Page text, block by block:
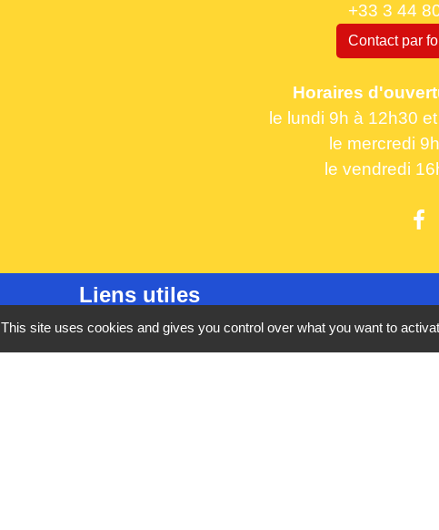
+33 3 44
Contact par
Horaires
le lundi 9h à 12h30
le mercredi
le vendredi
Liens utiles
France Titres - ANTS
This site uses cookies and gives you control over what you want to